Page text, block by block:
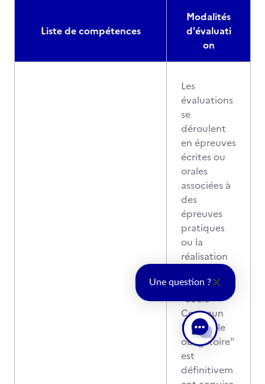
Liste de compétences
Modalités
d'évaluati
on
Les
évaluations
se
déroulent
en épreuves
écrites ou
orales
associées à
des
épreuves
pratiques
ou la
réalisation
de projets.
L' épreuve
"Socle
Commun
Nationale
obligatoire"
est
définitivem
Une question ?